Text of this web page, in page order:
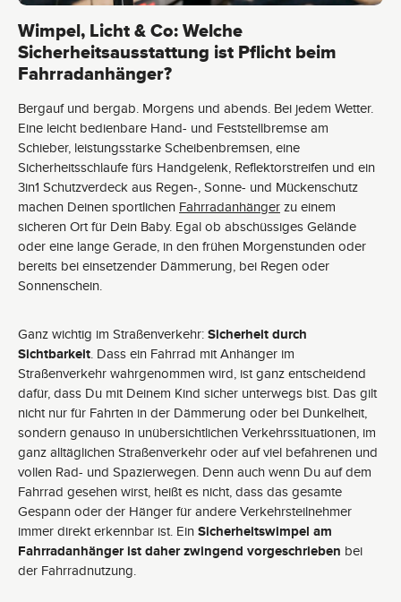
Wimpel, Licht & Co: Welche
Sicherheitsausstattung ist Pflicht beim
Fahrradanhänger?
Bergauf und bergab. Morgens und abends. Bei jedem Wetter.
Eine leicht bedienbare Hand- und Feststellbremse am
Schieber, leistungsstarke Scheibenbremsen, eine
Sicherheitsschlaufe fürs Handgelenk, Reflektorstreifen und ein
3in1 Schutzverdeck aus Regen-, Sonne- und Mückenschutz
machen Deinen sportlichen Fahrradanhängerzu einem
sicheren Ort für Dein Baby. Egal ob abschüssiges Gelände
oder eine lange Gerade, in den frühen Morgenstunden oder
bereits bei einsetzender Dämmerung, bei Regen oder
Sonnenschein.
Ganz wichtig im Straßenverkehr:Sicherheit durch
Sichtbarkeit. Dass ein Fahrrad mit Anhänger im
Straßenverkehr wahrgenommen wird, ist ganz entscheidend
dafür, dass Du mit Deinem Kind sicher unterwegs bist. Das gilt
nicht nur für Fahrten in der Dämmerung oder bei Dunkelheit,
sondern genauso in unübersichtlichen Verkehrssituationen, im
ganz alltäglichen Straßenverkehr oder auf viel befahrenen und
vollen Rad- und Spazierwegen. Denn auch wenn Du auf dem
Fahrrad gesehen wirst, heißt es nicht, dass das gesamte
Gespann oder der Hänger für andere Verkehrsteilnehmer
immer direkt erkennbar ist. EinSicherheitswimpel am
Fahrradanhänger ist daher zwingend vorgeschrieben bei
der Fahrradnutzung.